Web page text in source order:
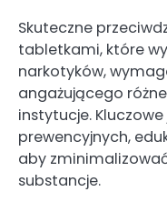
Skuteczne
tabletkami, które
narkotyków,
angażującego
instytucje.
prewencyjnych,
aby
substancje.